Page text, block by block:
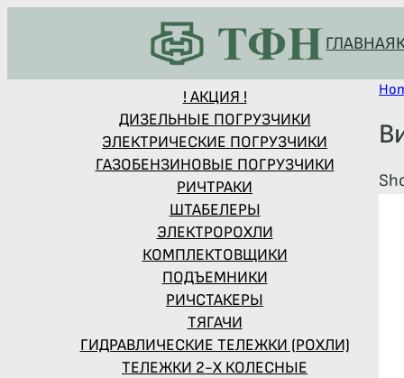
ГЛАВНАЯ
! АКЦИЯ !
ДИЗЕЛЬНЫЕ ПОГРУЗЧИКИ
ЭЛЕКТРИЧЕСКИЕ ПОГРУЗЧИКИ
ГАЗОБЕНЗИНОВЫЕ ПОГРУЗЧИКИ
РИЧТРАКИ
ШТАБЕЛЕРЫ
ЭЛЕКТРОРОХЛИ
КОМПЛЕКТОВЩИКИ
ПОДЪЕМНИКИ
РИЧСТАКЕРЫ
ТЯГАЧИ
ГИДРАВЛИЧЕСКИЕ ТЕЛЕЖКИ (РОХЛИ)
ТЕЛЕЖКИ 2-Х КОЛЕСНЫЕ